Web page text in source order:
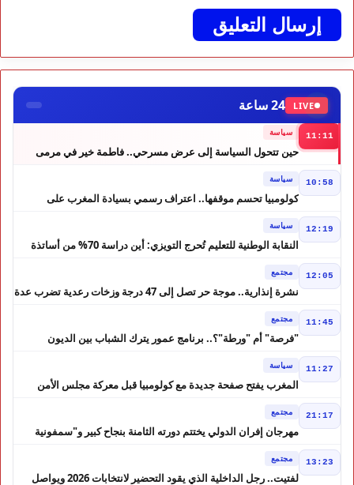
LIVE 24 ساعة
11:11 سياسة
حين تتحول السياسة إلى عرض مسرحي.. فاطمة خير في مرمى
10:58 سياسة
كولومبيا تحسم موقفها.. اعتراف رسمي بسيادة المغرب على
12:19 سياسة
النقابة الوطنية للتعليم تُحرج التويزي: أين دراسة 70% من أساتذة
12:05 مجتمع
نشرة إنذارية.. موجة حر تصل إلى 47 درجة وزخات رعدية تضرب عدة
11:45 مجتمع
"فرصة" أم "ورطة"؟.. برنامج عمور يترك الشباب بين الديون
11:27 سياسة
المغرب يفتح صفحة جديدة مع كولومبيا قبل معركة مجلس الأمن
21:17 مجتمع
مهرجان إفران الدولي يختتم دورته الثامنة بنجاح كبير و"سمفونية
13:23 مجتمع
لفتيت.. رجل الداخلية الذي يقود التحضير لانتخابات 2026 ويواصل